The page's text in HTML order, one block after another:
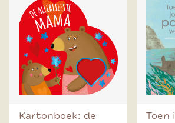
Kartonboek: de
Toen